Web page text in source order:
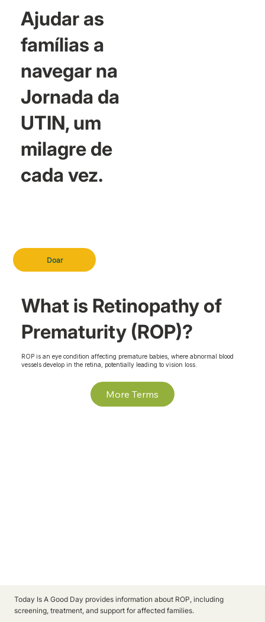
Doar
Ajudar as
famílias a
navegar na
Jornada da
UTIN, um
milagre de
cada vez.
What is Retinopathy of
Prematurity (ROP)?
ROP is an eye condition affecting premature babies, where abnormal blood
vessels develop in the retina, potentially leading to vision loss.
More Terms
Today Is A Good Day provides information about ROP, including
screening, treatment, and support for affected families.